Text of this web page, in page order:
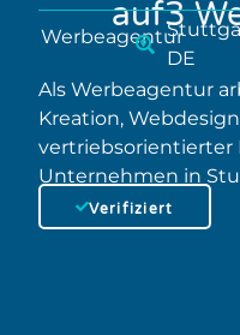
auf3
Werbeagentur
DE
Als Werbeagentur
Kreation,
Unternehmen in
Verifiziert